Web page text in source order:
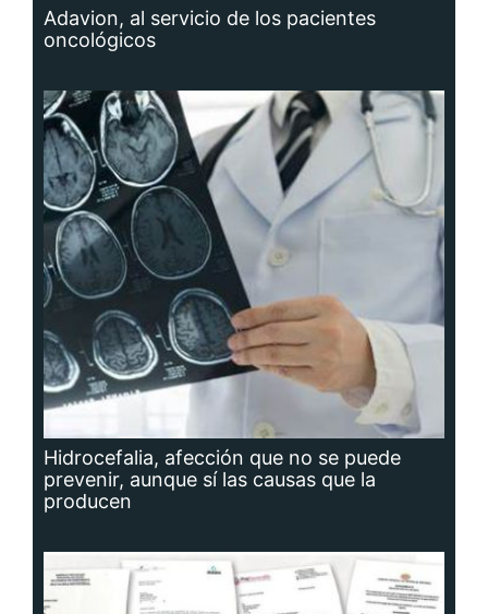
Adavion, al servicio de los pacientes
oncológicos
Hidrocefalia, afección que no se puede
prevenir, aunque sí las causas que la
producen